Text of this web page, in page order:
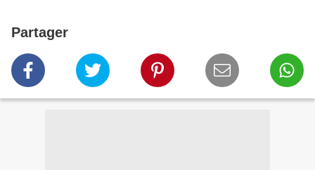
Partager